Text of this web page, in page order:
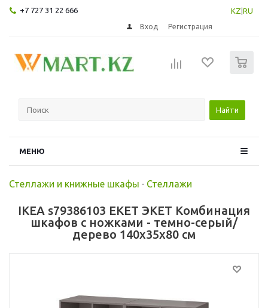
+7 727 31 22 666 KZ RU
Вход Регистрация
Найти
МЕНЮ
Стеллажи и книжные шкафы - Стеллажи
IKEA s79386103 EKET ЭКЕТ Комбинация
шкафов с ножками - темно-серый/
дерево 140x35x80 см